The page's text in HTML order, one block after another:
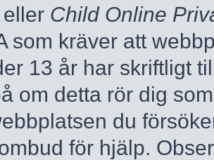
eller Child Online
som kräver att
13 år har skriftligt
om detta rör dig
du
för hjälp.